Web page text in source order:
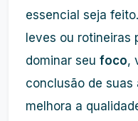
essencial seja
leves ou rotineiras
dominar seu foco,
conclusão de
melhora a